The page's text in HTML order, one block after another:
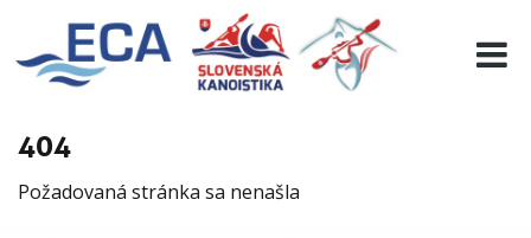
404
Požadovaná stránka sa nenašla
EURO 19
INFO
RESULTS